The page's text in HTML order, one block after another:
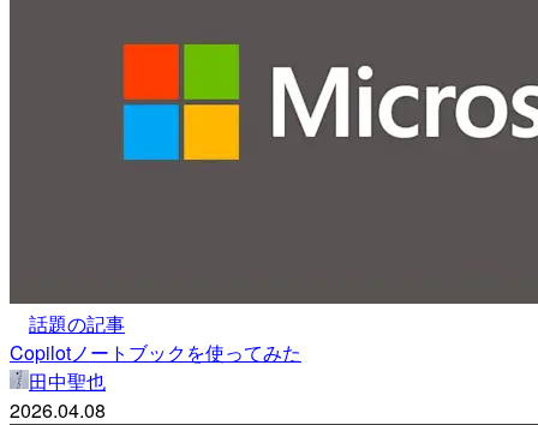
話題の記事
Copilotノートブックを使ってみた
田中聖也
2026.04.08